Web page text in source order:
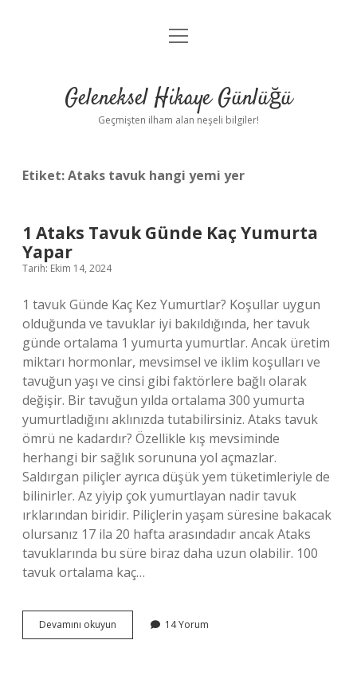
Anasayfa
Yasal Uyarı
menüyü
Geleneksel Hikaye Günlüğü
Geçmişten ilham alan neşeli bilgiler!
Etiket:Ataks tavuk hangi yemi yer
1 Ataks Tavuk Günde Kaç Yumurta
Yapar
Tarih: Ekim 14, 2024
1 tavuk Günde Kaç Kez Yumurtlar? Koşullar uygun
olduğunda ve tavuklar iyi bakıldığında, her tavuk
günde ortalama 1 yumurta yumurtlar. Ancak üretim
miktarı hormonlar, mevsimsel ve iklim koşulları ve
tavuğun yaşı ve cinsi gibi faktörlere bağlı olarak
değişir. Bir tavuğun yılda ortalama 300 yumurta
yumurtladığını aklınızda tutabilirsiniz. Ataks tavuk
ömrü ne kadardır? Özellikle kış mevsiminde
herhangi bir sağlık sorununa yol açmazlar.
Saldırgan piliçler ayrıca düşük yem tüketimleriyle de
bilinirler. Az yiyip çok yumurtlayan nadir tavuk
ırklarından biridir. Piliçlerin yaşam süresine bakacak
olursanız 17 ila 20 hafta arasındadır ancak Ataks
tavuklarında bu süre biraz daha uzun olabilir. 100
tavuk ortalama kaç…
Devamını okuyun
Ataks
14 Yorum